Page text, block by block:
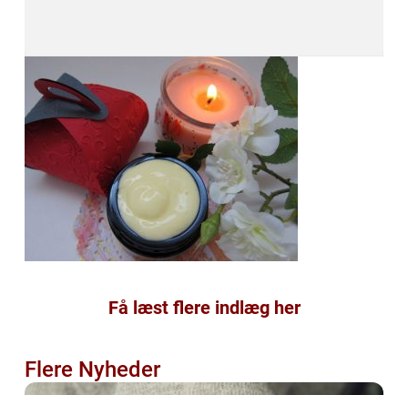
Få læst flere indlæg her
Flere Nyheder